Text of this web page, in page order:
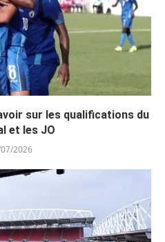
sur les qualifications du
et les JO
2026